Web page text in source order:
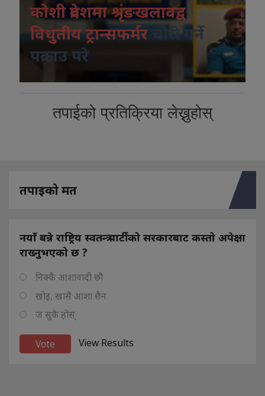
कोशी प्रदेशमा श्रृंङखलावद्व
विधुतीय ट्रान्सफर्मर
चोरी गर्ने
पक्राउ परे
तपाईको प्रतिक्रिया लेख्नुहोस्
तपाइको मत
नयाँ बन्ने राष्ट्रिय स्वतन्त्र पार्टीको सरकारबाट कस्तो अपेक्षा
राख्नुभएको छ ?
निक्कै आशावादी छौ
खोइ, खासै आशा छैन
ज सुकै होस्
View Results